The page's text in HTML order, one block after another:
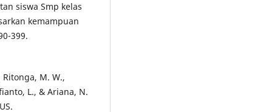
siswa Smp kelas
kemampuan
399.
M. W.,
L., & Ariana, N.